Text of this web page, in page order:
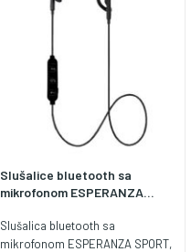
Slušalice bluetooth sa
mikrofonom ESPERANZA...
Slušalica bluetooth sa
mikrofonom ESPERANZA SPORT,